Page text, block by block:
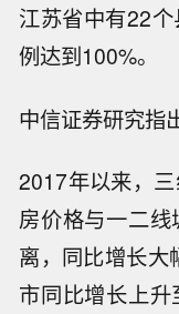
江苏省中有22
例达到100%。
中信证券研究指
2017年以来，
房价格与一二
离，同比增长
市同比增长上